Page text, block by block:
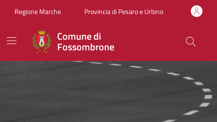
Regione Marche Provincia di Pesaro e Urbino
Comune di
Fossombrone